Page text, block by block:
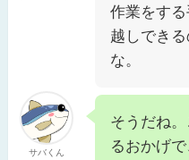
作業をす
越しでき
な。
サバくん
そうだね
るおかげ